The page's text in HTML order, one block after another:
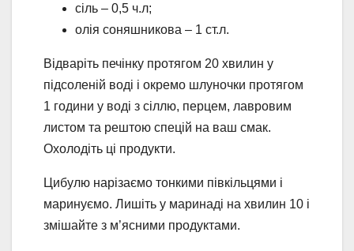
сіль – 0,5 ч.л;
олія соняшникова – 1 ст.л.
Відваріть печінку протягом 20 хвилин у
підсоленій воді і окремо шлуночки протягом
1 години у воді з сіллю, перцем, лавровим
листом та рештою спецій на ваш смак.
Охолодіть ці продукти.
Цибулю нарізаємо тонкими півкільцями і
маринуємо. Лишіть у маринаді на хвилин 10 і
змішайте з м’ясними продуктами.